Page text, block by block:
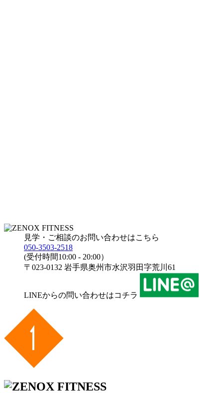
見学・ご相談のお問い合わせはこちら
050-3503-2518
(受付時間10:00 - 20:00）
〒023-0132 岩手県奥州市水沢羽田字荒川61
LINEからの問い合わせはコチラ